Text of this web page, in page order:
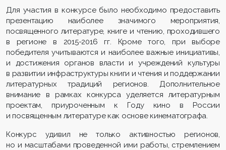
Для участия в конкурсе было необходимо предоставить
презентацию наиболее значимого мероприятия,
посвященного литературе, книге и чтению, проходившего
в регионе в 2015-2016 гг. Кроме того, при выборе
победителя учитываются и наиболее важные инициативы,
и достижения органов власти и учреждений культуры
в развитии инфраструктуры книги и чтения и поддержании
литературных традиций регионов. Дополнительное
внимание в рамках конкурса уделяется литературным
проектам, приуроченным к Году кино в России
и посвященным литературе как основе кинематографа.
Конкурс удивил не только активностью регионов,
но и масштабами проведенной ими работы, стремлением